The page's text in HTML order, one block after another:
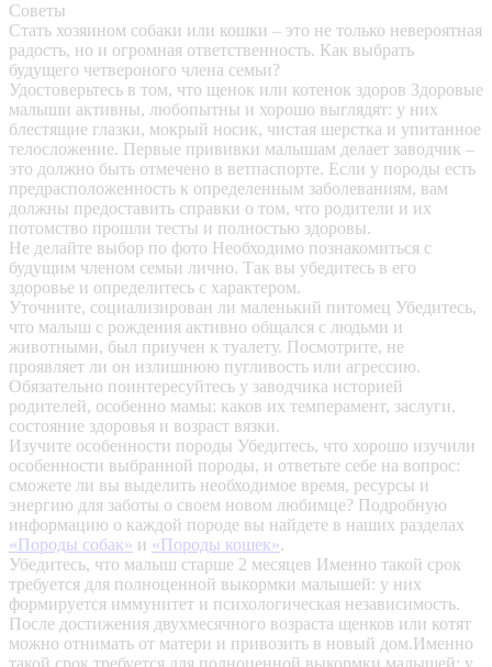
Советы
Стать хозяином собаки или кошки – это не только невероятная
радость, но и огромная ответственность. Как выбрать
будущего четвероного члена семьи?
Удостоверьтесь в том, что щенок или котенок здоров Здоровые
малыши активны, любопытны и хорошо выглядят: у них
блестящие глазки, мокрый носик, чистая шерстка и упитанное
телосложение. Первые прививки малышам делает заводчик –
это должно быть отмечено в ветпаспорте. Если у породы есть
предрасположенность к определенным заболеваниям, вам
должны предоставить справки о том, что родители и их
потомство прошли тесты и полностью здоровы.
Не делайте выбор по фото Необходимо познакомиться с
будущим членом семьи лично. Так вы убедитесь в его
здоровье и определитесь с характером.
Уточните, социализирован ли маленький питомец Убедитесь,
что малыш с рождения активно общался с людьми и
животными, был приучен к туалету. Посмотрите, не
проявляет ли он излишнюю пугливость или агрессию.
Обязательно поинтересуйтесь у заводчика историей
родителей, особенно мамы: каков их темперамент, заслуги,
состояние здоровья и возраст вязки.
Изучите особенности породы Убедитесь, что хорошо изучили
особенности выбранной породы, и ответьте себе на вопрос:
сможете ли вы выделить необходимое время, ресурсы и
энергию для заботы о своем новом любимце? Подробную
информацию о каждой породе вы найдете в наших разделах
«Породы собак» и «Породы кошек».
Убедитесь, что малыш старше 2 месяцев Именно такой срок
требуется для полноценной выкормки малышей: у них
формируется иммунитет и психологическая независимость.
После достижения двухмесячного возраста щенков или котят
можно отнимать от матери и привозить в новый дом.Именно